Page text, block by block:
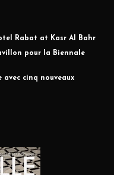
Rabat at Kasr Al Bahr
pour la Biennale
cinq nouveaux